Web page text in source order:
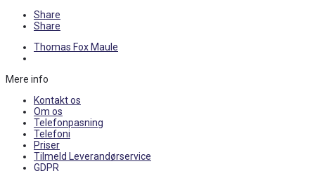
Share
Share
previous
Thomas Fox Maule
Mere info
Kontakt os
Om os
Telefonpasning
Telefoni
Priser
Tilmeld Leverandørservice
GDPR